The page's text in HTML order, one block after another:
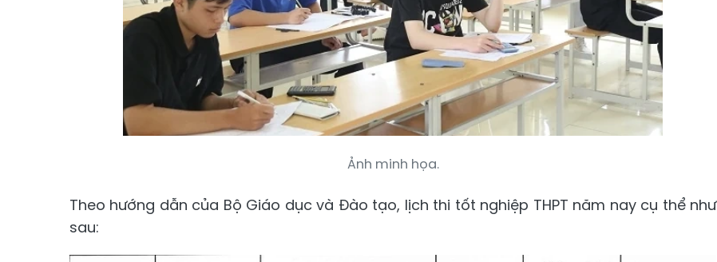
Ảnh minh họa.
Theo hướng dẫn của Bộ Giáo dục và Đào tạo, lịch thi tốt nghiệp THPT năm nay cụ thể như
sau: